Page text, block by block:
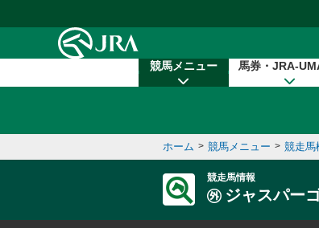
競馬メニュー 馬券・JRA-
ホーム > 競馬メニュー > 競走馬
競走馬情報
ジャスパー